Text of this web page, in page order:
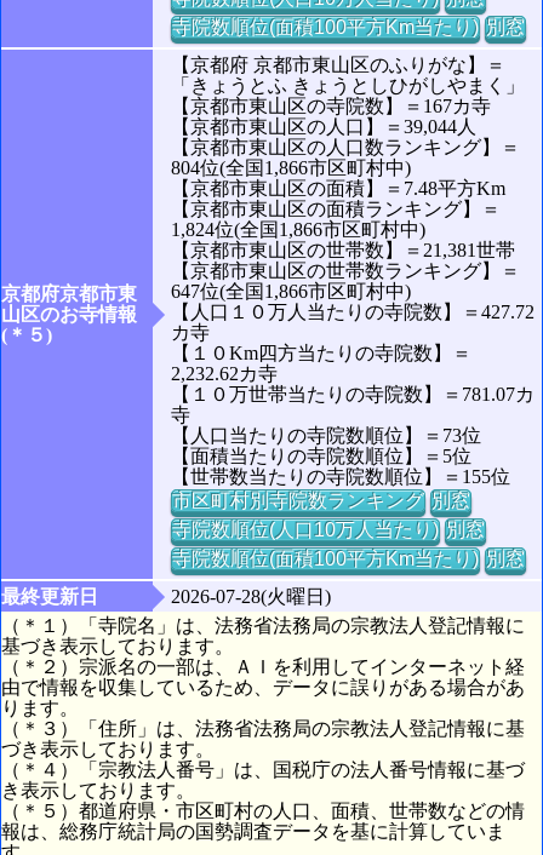
寺院数順位(面積100平方Km当たり) 別窓
京都府京都市東
山区のお寺情報
(＊５)
【京都府 京都市東山区のふりがな】＝
「きょうとふ きょうとしひがしやまく」
【京都市東山区の寺院数】＝167カ寺
【京都市東山区の人口】＝39,044人
【京都市東山区の人口数ランキング】＝
804位(全国1,866市区町村中)
【京都市東山区の面積】＝7.48平方Km
【京都市東山区の面積ランキング】＝
1,824位(全国1,866市区町村中)
【京都市東山区の世帯数】＝21,381世帯
【京都市東山区の世帯数ランキング】＝
647位(全国1,866市区町村中)
【人口１０万人当たりの寺院数】＝427.72
カ寺
【１０Km四方当たりの寺院数】＝
2,232.62カ寺
【１０万世帯当たりの寺院数】＝781.07カ
寺
【人口当たりの寺院数順位】＝73位
【面積当たりの寺院数順位】＝5位
【世帯数当たりの寺院数順位】＝155位
市区町村別寺院数ランキング 別窓
寺院数順位(人口10万人当たり) 別窓
寺院数順位(面積100平方Km当たり) 別窓
最終更新日
2026-07-28(火曜日)
（＊１）「寺院名」は、法務省法務局の宗教法人登記情報に
基づき表示しております。
（＊２）宗派名の一部は、ＡＩを利用してインターネット経
由で情報を収集しているため、データに誤りがある場合があ
ります。
（＊３）「住所」は、法務省法務局の宗教法人登記情報に基
づき表示しております。
（＊４）「宗教法人番号」は、国税庁の法人番号情報に基づ
き表示しております。
（＊５）都道府県・市区町村の人口、面積、世帯数などの情
報は、総務庁統計局の国勢調査データを基に計算していま